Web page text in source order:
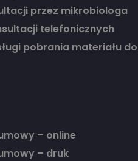
przez mikrobiologa
telefonicznych
pobrania materiału do
– online
– druk